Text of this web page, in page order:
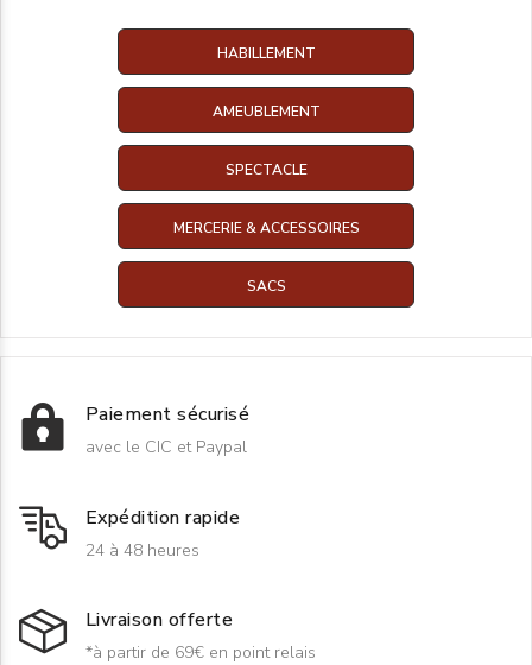
HABILLEMENT
AMEUBLEMENT
SPECTACLE
MERCERIE & ACCESSOIRES
SACS
Paiement sécurisé
avec le CIC et Paypal
Expédition rapide
24 à 48 heures
Livraison offerte
*à partir de 69€ en point relais